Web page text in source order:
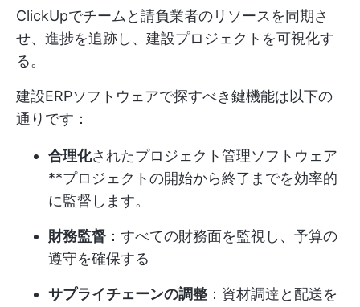
ClickUpでチームと請負業者のリソースを同期さ
せ、進捗を追跡し、建設プロジェクトを可視化す
る。
建設ERPソフトウェアで探すべき鍵機能は以下の
通りです：
合理化されたプロジェクト管理ソフトウェア
**プロジェクトの開始から終了までを効率的
に監督します。
財務監督 ：すべての財務面を監視し、予算の
遵守を確保する
サプライチェーンの調整 ：資材調達と配送を